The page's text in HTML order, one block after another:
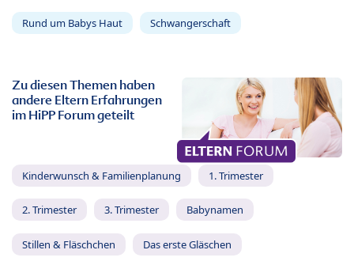
Rund um Babys Haut Schwangerschaft
Zu diesen Themen haben
andere Eltern Erfahrungen
im HiPP Forum geteilt
Kinderwunsch & Familienplanung 1. Trimester
2. Trimester 3. Trimester Babynamen
Stillen & Fläschchen Das erste Gläschen